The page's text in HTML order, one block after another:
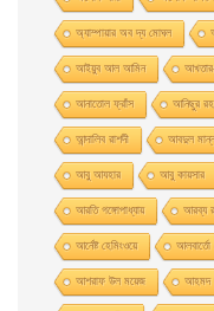
অ্যাম্পায়ার অব দ্য মােঘল
আইয়ুব আল আমিন
আনাতােল ফ্রাঁস আনিছুর
আন্দালিব রাশদী আবদুল
আবু আযহার আবু কায়সার
আরতি গঙ্গোপাধ্যায় আরব্য
আর্নেষ্ট হেমিংওয়ে আলবার্তো
আশরাফ উল ময়েজ আহমদ